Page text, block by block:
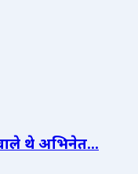
थे अभिनेत...